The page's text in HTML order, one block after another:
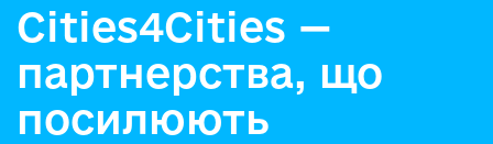
Cities4Cities —
партнерства, що
посилюють